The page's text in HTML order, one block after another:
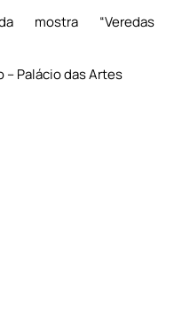
mostra “Veredas
– Palácio das Artes